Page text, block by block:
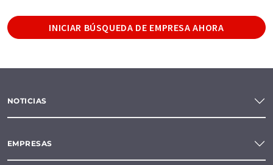
INICIAR BÚSQUEDA DE EMPRESA AHORA
NOTICIAS
EMPRESAS